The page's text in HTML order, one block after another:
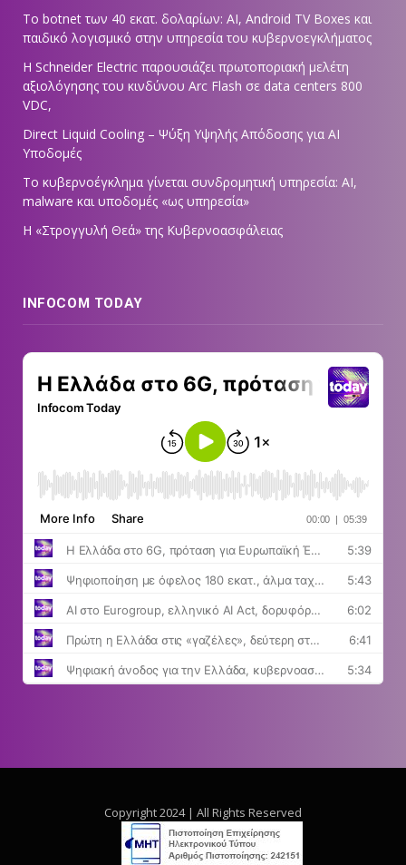
Το botnet των 40 εκατ. δολαρίων: AI, Android TV Boxes και
παιδικό λογισμικό στην υπηρεσία του κυβερνοεγκλήματος
Η Schneider Electric παρουσιάζει πρωτοποριακή μελέτη
αξιολόγησης του κινδύνου Arc Flash σε data centers 800
VDC,
Direct Liquid Cooling – Ψύξη Υψηλής Απόδοσης για AI
Υποδομές
Το κυβερνοέγκλημα γίνεται συνδρομητική υπηρεσία: AI,
malware και υποδομές «ως υπηρεσία»
Η «Στρογγυλή Θεά» της Κυβερνοασφάλειας
INFOCOM TODAY
Copyright 2024 | All Rights Reserved